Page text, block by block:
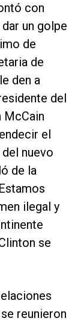
con
un golpe
de
de
den a
del
McCain
el
nuevo
de la
ilegal y
se
reunieron